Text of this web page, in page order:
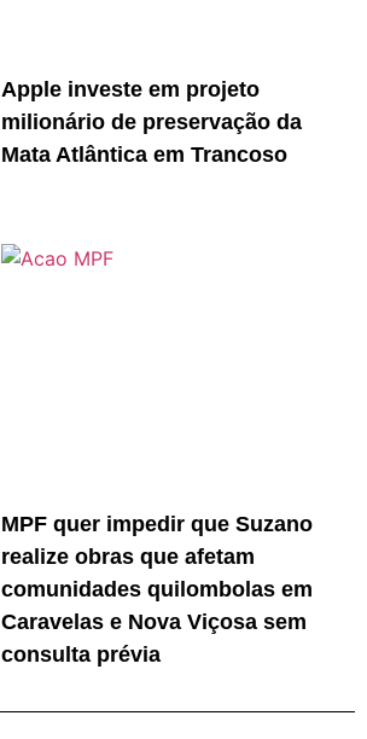
Apple investe em projeto
milionário de preservação da
Mata Atlântica em Trancoso
MPF quer impedir que Suzano
realize obras que afetam
comunidades quilombolas em
Caravelas e Nova Viçosa sem
consulta prévia